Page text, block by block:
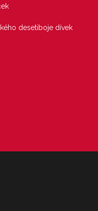
desetiboje dívek